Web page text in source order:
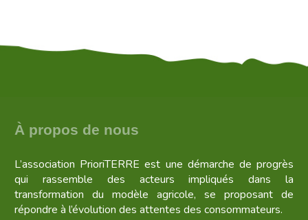
À propos de nous
L’association PrioriTERRE est une démarche de progrès
qui rassemble des acteurs impliqués dans la
transformation du modèle agricole, se proposant de
répondre à l’évolution des attentes des consommateurs.